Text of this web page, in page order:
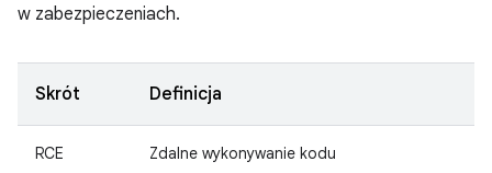
w zabezpieczeniach.
Skrót Definicja
RCE Zdalne wykonywanie kodu